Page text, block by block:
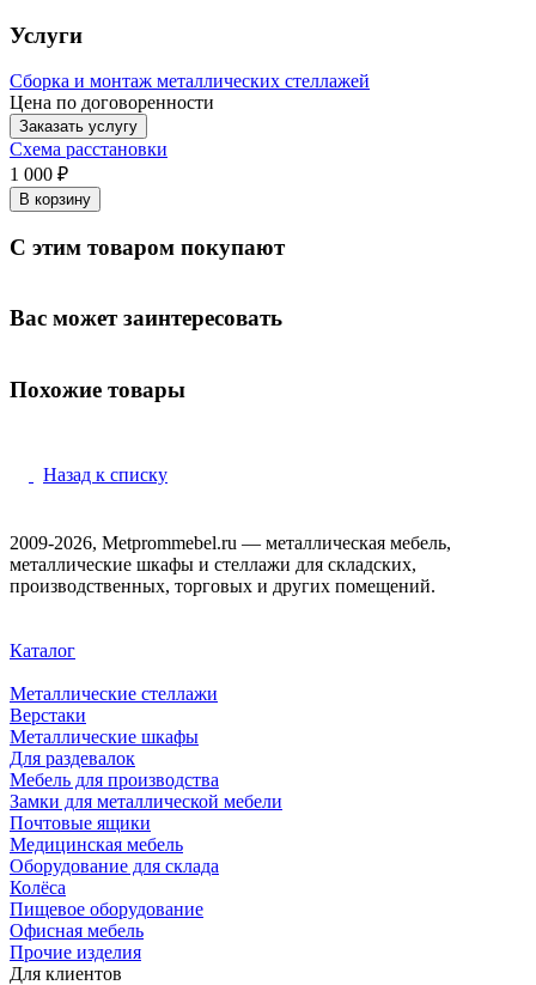
Услуги
Сборка и монтаж металлических стеллажей
Цена по договоренности
Заказать услугу
Схема расстановки
1 000 ₽
В корзину
С этим товаром покупают
Вас может заинтересовать
Похожие товары
Назад к списку
2009-2026, Metprommebel.ru — металлическая мебель,
металлические шкафы и стеллажи для складских,
производственных, торговых и других помещений.
Каталог
Металлические стеллажи
Верстаки
Металлические шкафы
Для раздевалок
Мебель для производства
Замки для металлической мебели
Почтовые ящики
Медицинская мебель
Оборудование для склада
Колёса
Пищевое оборудование
Офисная мебель
Прочие изделия
Для клиентов